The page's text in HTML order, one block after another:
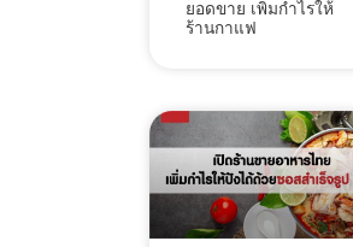
ยอดขาย เพิ่มกำไรให้
ร้านกาแฟ